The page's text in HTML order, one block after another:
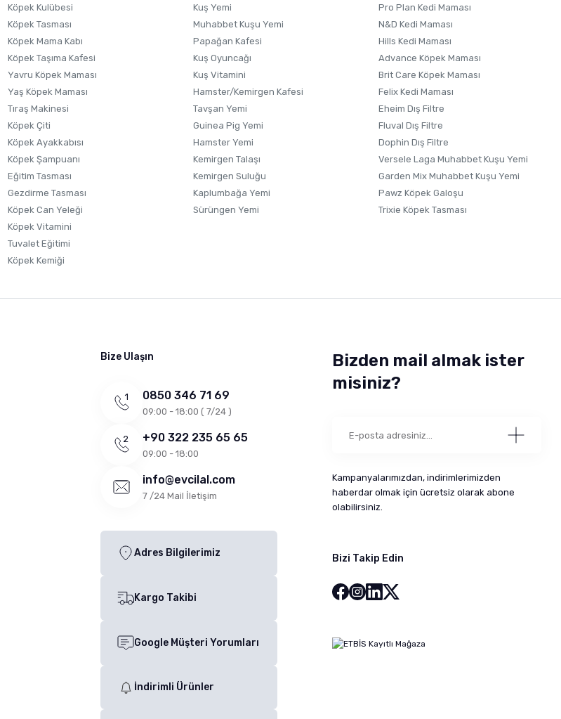
Gönder
Köpek Kulübesi
Köpek Tasması
Köpek Mama Kabı
Köpek Taşıma Kafesi
Yavru Köpek Maması
Yaş Köpek Maması
Tıraş Makinesi
Köpek Çiti
Köpek Ayakkabısı
Köpek Şampuanı
Eğitim Tasması
Gezdirme Tasması
Köpek Can Yeleği
Köpek Vitamini
Tuvalet Eğitimi
Köpek Kemiği
Kuş Yemi
Muhabbet Kuşu Yemi
Papağan Kafesi
Kuş Oyuncağı
Kuş Vitamini
Hamster/Kemirgen Kafesi
Tavşan Yemi
Guinea Pig Yemi
Hamster Yemi
Kemirgen Talaşı
Kemirgen Suluğu
Kaplumbağa Yemi
Sürüngen Yemi
Pro Plan Kedi Maması
N&D Kedi Maması
Hills Kedi Maması
Advance Köpek Maması
Brit Care Köpek Maması
Felix Kedi Maması
Eheim Dış Filtre
Fluval Dış Filtre
Dophin Dış Filtre
Versele Laga Muhabbet Kuşu Yemi
Garden Mix Muhabbet Kuşu Yemi
Pawz Köpek Galoşu
Trixie Köpek Tasması
Bize Ulaşın
0850 346 71 69
09:00 - 18:00 ( 7/24 )
+90 322 235 65 65
09:00 - 18:00
info@evcilal.com
7 /24 Mail İletişim
Adres Bilgilerimiz
Kargo Takibi
Google Müşteri Yorumları
İndirimli Ürünler
Bizden mail almak ister
misiniz?
Kampanyalarımızdan, indirimlerimizden
haberdar olmak için ücretsiz olarak abone
olabilirsiniz.
Bizi Takip Edin